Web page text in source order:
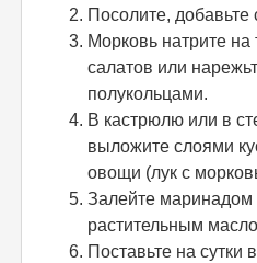
Посолите, добавьте
Морковь натрите на
салатов или
полукольцами.
В кастрюлю или в
выложите слоями
овощи (лук с
Залейте маринадом
растительным
Поставьте на сутки